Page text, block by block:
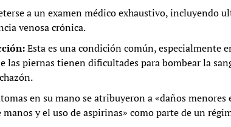
a un examen médico exhaustivo, incluyendo
venosa crónica.
Esta es una condición común, especialmente
las piernas tienen dificultades para bombear la
en su mano se atribuyeron a «daños
y el uso de aspirinas» como parte de un